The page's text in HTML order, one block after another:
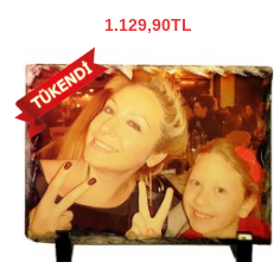
1.129,90TL